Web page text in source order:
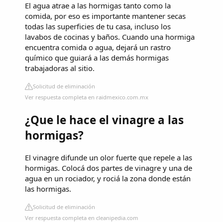
El agua atrae a las hormigas tanto como la
comida, por eso es importante mantener secas
todas las superficies de tu casa, incluso los
lavabos de cocinas y baños. Cuando una hormiga
encuentra comida o agua, dejará un rastro
químico que guiará a las demás hormigas
trabajadoras al sitio.
Solicitud de eliminación
Ver respuesta completa en raidmexico.com.mx
¿Que le hace el vinagre a las
hormigas?
El vinagre difunde un olor fuerte que repele a las
hormigas. Colocá dos partes de vinagre y una de
agua en un rociador, y rociá la zona donde están
las hormigas.
Solicitud de eliminación
Ver respuesta completa en cleanipedia.com